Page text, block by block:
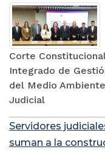
Corte
Integrado de
del Medio
Judicial
Servidores
suman a la